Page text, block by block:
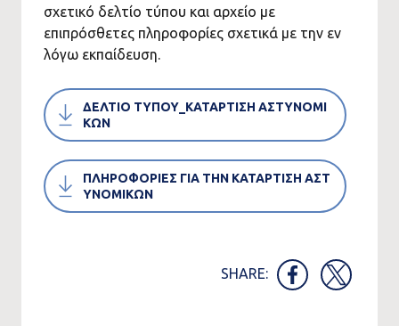
σχετικό δελτίο τύπου και αρχείο με
επιπρόσθετες πληροφορίες σχετικά με την εν
λόγω εκπαίδευση.
ΔΕΛΤΙΟ ΤΥΠΟΥ_ΚΑΤΑΡΤΙΣΗ ΑΣΤΥΝΟΜΙ
ΚΩΝ
ΠΛΗΡΟΦΟΡΙΕΣ ΓΙΑ ΤΗΝ ΚΑΤΑΡΤΙΣΗ ΑΣΤ
ΥΝΟΜΙΚΩΝ
SHARE: